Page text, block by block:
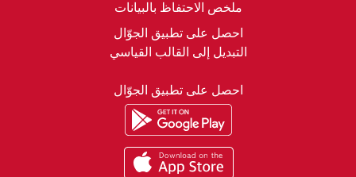
ملخص الاحتفاظ بالبيانات
احصل على تطبيق الجوّال
التبديل إلى القالب القياسي
احصل على تطبيق الجوّال